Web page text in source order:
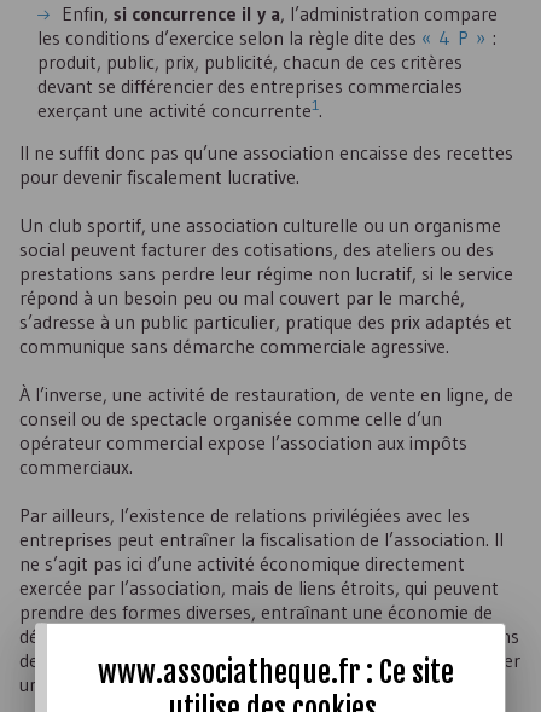
Enfin, si concurrence il y a, l’administration compare
les conditions d’exercice selon la règle dite des « 4 P » :
produit, public, prix, publicité, chacun de ces critères
devant se différencier des entreprises commerciales
exerçant une activité concurrente1.
Il ne suffit donc pas qu’une association encaisse des recettes
pour devenir fiscalement lucrative.
Un club sportif, une association culturelle ou un organisme
social peuvent facturer des cotisations, des ateliers ou des
prestations sans perdre leur régime non lucratif, si le service
répond à un besoin peu ou mal couvert par le marché,
s’adresse à un public particulier, pratique des prix adaptés et
communique sans démarche commerciale agressive.
À l’inverse, une activité de restauration, de vente en ligne, de
conseil ou de spectacle organisée comme celle d’un
opérateur commercial expose l’association aux impôts
commerciaux.
Par ailleurs, l’existence de relations privilégiées avec les
entreprises peut entraîner la fiscalisation de l’association. Il
ne s’agit pas ici d’une activité économique directement
exercée par l’association, mais de liens étroits, qui peuvent
prendre des formes diverses, entraînant une économie de
dépenses, un surcroît de recettes ou de meilleures conditions
de fonctionnement, qui permettent à l’entreprise d'en retirer
un avantage concurrentiel.
www.associatheque.fr : Ce site